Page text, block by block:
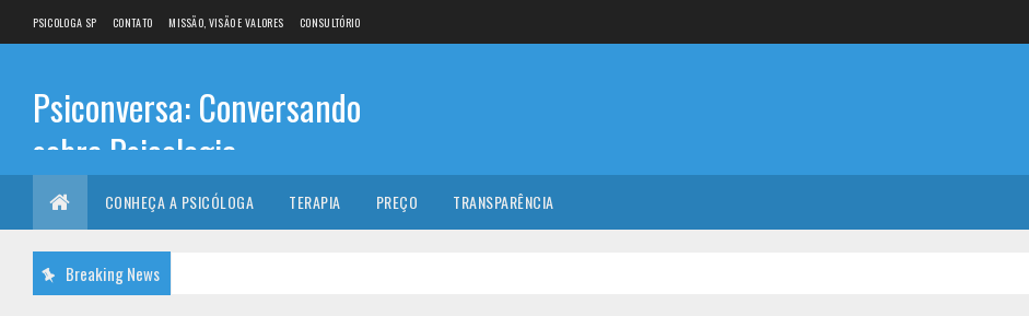
PSICOLOGA SP CONTATO MISSÃO, VISÃO E VALORES CONSULTÓRIO
Psiconversa: Conversando
sobre Psicologia
Informações sobre: Psicóloga, Psicoterapia, terapia de
casal, terapia individual, Psicóloga online e presencial,
CONHEÇA A PSICÓLOGA TERAPIA PREÇO TRANSPARÊNCIA
Breaking News